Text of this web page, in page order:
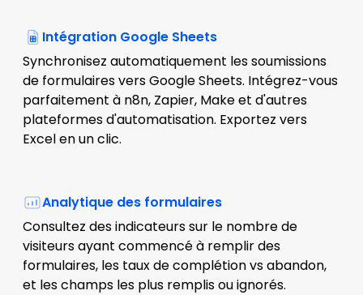
Intégration Google Sheets
Synchronisez automatiquement les soumissions
de formulaires vers Google Sheets. Intégrez-vous
parfaitement à n8n, Zapier, Make et d'autres
plateformes d'automatisation. Exportez vers
Excel en un clic.
Analytique des formulaires
Consultez des indicateurs sur le nombre de
visiteurs ayant commencé à remplir des
formulaires, les taux de complétion vs abandon,
et les champs les plus remplis ou ignorés.